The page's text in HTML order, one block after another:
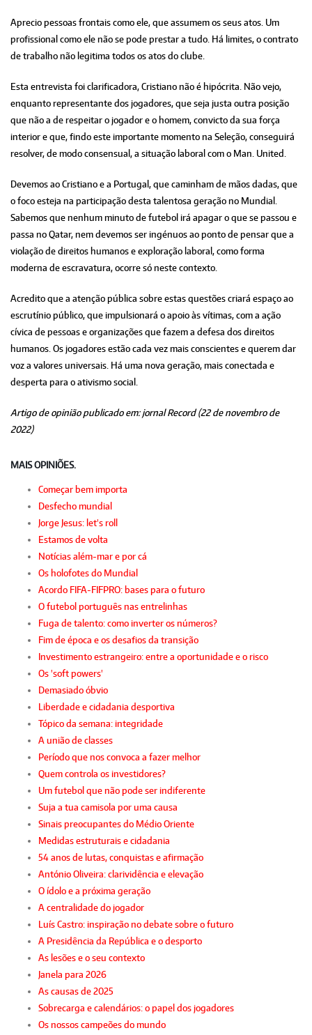
Aprecio pessoas frontais como ele, que assumem os seus atos. Um
profissional como ele não se pode prestar a tudo. Há limites, o contrato
de trabalho não legitima todos os atos do clube.
Esta entrevista foi clarificadora, Cristiano não é hipócrita. Não vejo,
enquanto representante dos jogadores, que seja justa outra posição
que não a de respeitar o jogador e o homem, convicto da sua força
interior e que, findo este importante momento na Seleção, conseguirá
resolver, de modo consensual, a situação laboral com o Man. United.
Devemos ao Cristiano e a Portugal, que caminham de mãos dadas, que
o foco esteja na participação desta talentosa geração no Mundial.
Sabemos que nenhum minuto de futebol irá apagar o que se passou e
passa no Qatar, nem devemos ser ingénuos ao ponto de pensar que a
violação de direitos humanos e exploração laboral, como forma
moderna de escravatura, ocorre só neste contexto.
Acredito que a atenção pública sobre estas questões criará espaço ao
escrutínio público, que impulsionará o apoio às vítimas, com a ação
cívica de pessoas e organizações que fazem a defesa dos direitos
humanos. Os jogadores estão cada vez mais conscientes e querem dar
voz a valores universais. Há uma nova geração, mais conectada e
desperta para o ativismo social.
Artigo de opinião publicado em: jornal Record (22 de novembro de
2022)
MAIS OPINIÕES.
Começar bem importa
Desfecho mundial
Jorge Jesus: let's roll
Estamos de volta
Notícias além-mar e por cá
Os holofotes do Mundial
Acordo FIFA-FIFPRO: bases para o futuro
O futebol português nas entrelinhas
Fuga de talento: como inverter os números?
Fim de época e os desafios da transição
Investimento estrangeiro: entre a oportunidade e o risco
Os 'soft powers'
Demasiado óbvio
Liberdade e cidadania desportiva
Tópico da semana: integridade
A união de classes
Período que nos convoca a fazer melhor
Quem controla os investidores?
Um futebol que não pode ser indiferente
Suja a tua camisola por uma causa
Sinais preocupantes do Médio Oriente
Medidas estruturais e cidadania
54 anos de lutas, conquistas e afirmação
António Oliveira: clarividência e elevação
O ídolo e a próxima geração
A centralidade do jogador
Luís Castro: inspiração no debate sobre o futuro
A Presidência da República e o desporto
As lesões e o seu contexto
Janela para 2026
As causas de 2025
Sobrecarga e calendários: o papel dos jogadores
Os nossos campeões do mundo